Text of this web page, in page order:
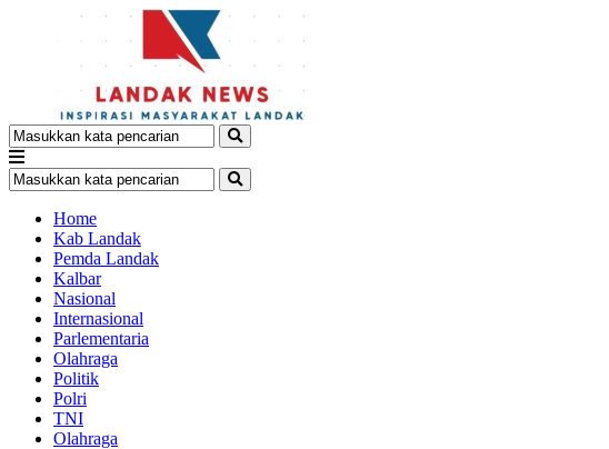
Home
Kab Landak
Pemda Landak
Kalbar
Nasional
Internasional
Parlementaria
Olahraga
Politik
Polri
TNI
Olahraga